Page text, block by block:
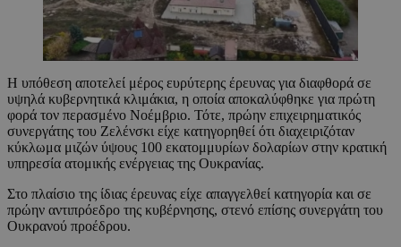
Η υπόθεση αποτελεί μέρος ευρύτερης έρευνας για διαφθορά σε
υψηλά κυβερνητικά κλιμάκια, η οποία αποκαλύφθηκε για πρώτη
φορά τον περασμένο Νοέμβριο. Τότε, πρώην επιχειρηματικός
συνεργάτης του Ζελένσκι είχε κατηγορηθεί ότι διαχειριζόταν
κύκλωμα μιζών ύψους 100 εκατομμυρίων δολαρίων στην κρατική
υπηρεσία ατομικής ενέργειας της Ουκρανίας.
Στο πλαίσιο της ίδιας έρευνας είχε απαγγελθεί κατηγορία και σε
πρώην αντιπρόεδρο της κυβέρνησης, στενό επίσης συνεργάτη του
Ουκρανού προέδρου.